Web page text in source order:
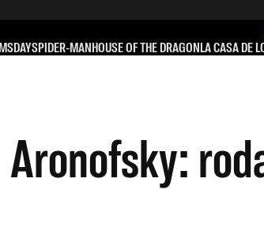
SPIDER-MANHOUSE OF THE DRAGONLA CASA DE